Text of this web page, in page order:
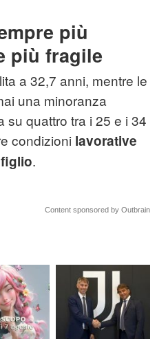
più
più fragile
a 32,7 anni, mentre le
una minoranza
su quattro tra i 25 e i 34
condizioni lavorative
.
Content sponsored by Outbrain